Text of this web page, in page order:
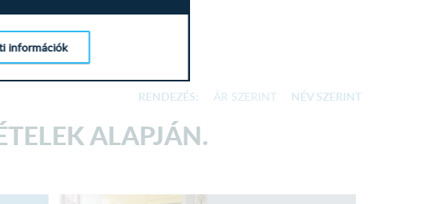
RENDEZÉS: ÁR SZERINT NÉV SZERINT
ALAPJÁN.
információk